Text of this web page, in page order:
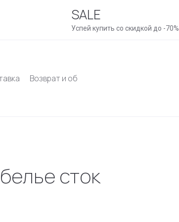
SALE
Успей купить со скидкой до -70%
Возврат и обмен
сток